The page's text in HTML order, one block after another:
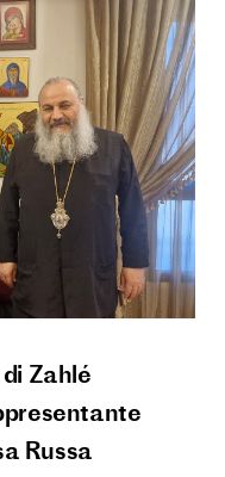
Zahlé
Russa